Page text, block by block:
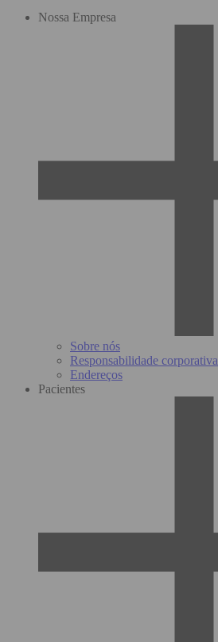
Nossa Empresa
Sobre nós
Responsabilidade corporativa
Endereços
Pacientes